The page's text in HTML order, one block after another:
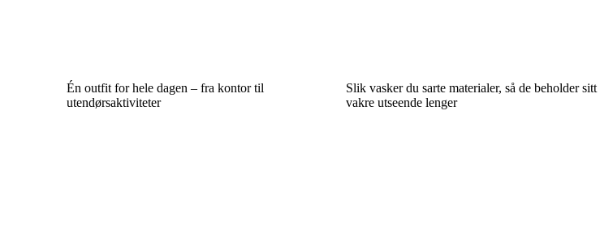
Én outfit for hele dagen – fra kontor til
utendørsaktiviteter
Slik vasker du sarte materialer, så de beholder sitt
vakre utseende lenger